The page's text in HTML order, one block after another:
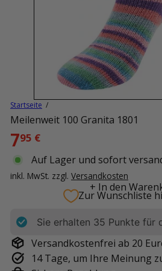
Startseite
Meilenweit 100 Granita 1801
Normaler
Preis
795 €
Auf Lager und sofort
inkl. MwSt. zzgl. Versandkosten
+ In den
Zur Wunschliste
Sie erhalten 35 Punkte für
Versandkostenfrei ab 20
14 Tage, um Ihre Meinung